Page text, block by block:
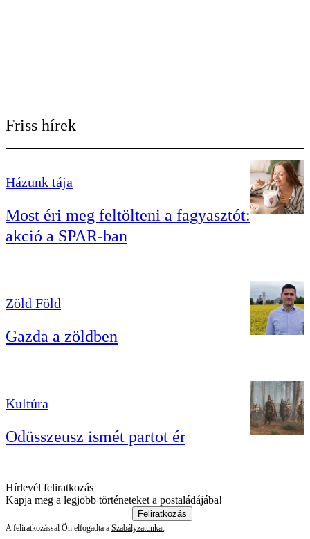
Friss hírek
Házunk tája
Most éri meg feltölteni a fagyasztót:
akció a SPAR-ban
Zöld Föld
Gazda a zöldben
Kultúra
Odüsszeusz ismét partot ér
Hírlevél feliratkozás
Kapja meg a legjobb történeteket a postaládájába!
Feliratkozás
A feliratkozással Ön elfogadta a Szabályzatunkat